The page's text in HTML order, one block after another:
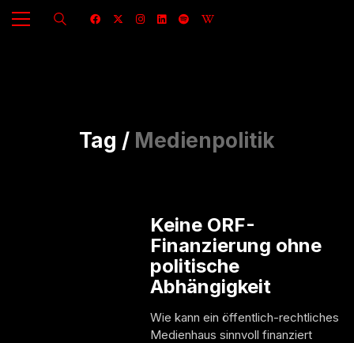
Tag / Medienpolitik
Keine ORF-
Finanzierung ohne
politische
Abhängigkeit
Wie kann ein öffentlich-rechtliches
Medienhaus sinnvoll finanziert